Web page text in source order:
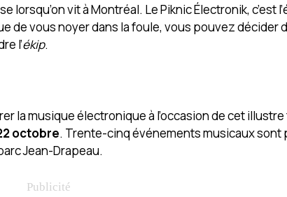
lorsqu’on vit à Montréal. Le Piknic Électronik, c’est
de vous noyer dans la foule, vous pouvez décider
l’ékip.
la musique électronique à l’occasion de cet
octobre. Trente-cinq événements musicaux sont
Jean-Drapeau.